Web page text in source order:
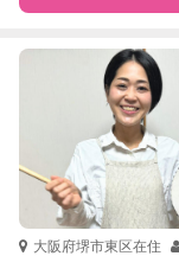
特徴 料金
サポートの特徴
資格
大阪府堺市東区在住